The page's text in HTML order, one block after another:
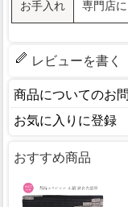
お手入れ 専門店
レビューを書く
商品についてのお
お気に入りに登録
おすすめ商品